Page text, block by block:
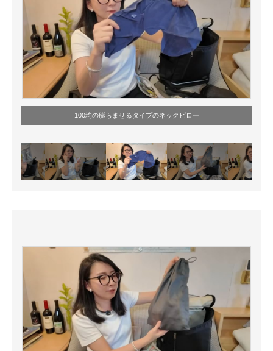
100均の膨らませるタイプのネックピロー